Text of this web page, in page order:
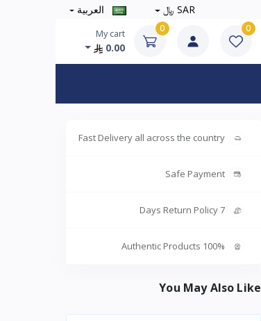
SAR ﷼ العربية
0
0
My cart
0.00
Fast Delivery all across the country
Safe Payment
7 Days Return Policy
100% Authentic Products
You May Also Like